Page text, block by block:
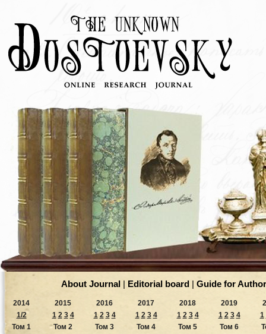
About Journal | Editorial board | Guide for
2014
1/2
Том 1
2015
1 2 3 4
Том 2
2016
1 2 3 4
Том 3
2017
1 2 3 4
Том 4
2018
1 2 3 4
Том 5
2019
1 2 3 4
Том 6
1